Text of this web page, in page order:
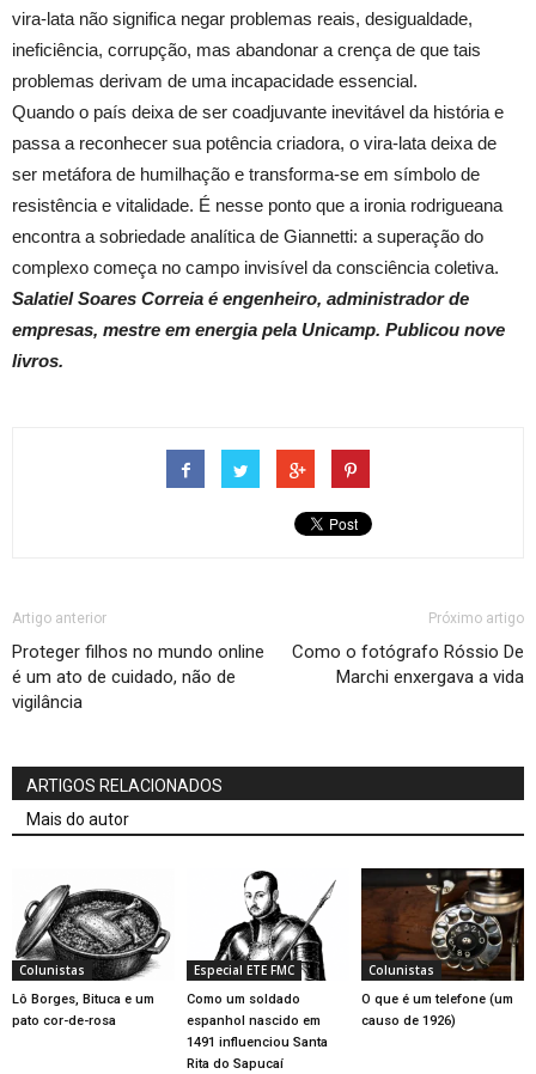
vira-lata não significa negar problemas reais, desigualdade,
ineficiência, corrupção, mas abandonar a crença de que tais
problemas derivam de uma incapacidade essencial.
Quando o país deixa de ser coadjuvante inevitável da história e
passa a reconhecer sua potência criadora, o vira-lata deixa de
ser metáfora de humilhação e transforma-se em símbolo de
resistência e vitalidade. É nesse ponto que a ironia rodrigueana
encontra a sobriedade analítica de Giannetti: a superação do
complexo começa no campo invisível da consciência coletiva.
Salatiel Soares Correia é engenheiro, administrador de
empresas, mestre em energia pela Unicamp. Publicou nove
livros.
Artigo anterior
Proteger filhos no mundo online
é um ato de cuidado, não de
vigilância
Próximo artigo
Como o fotógrafo Róssio De
Marchi enxergava a vida
ARTIGOS RELACIONADOS
Mais do autor
Colunistas
Lô Borges, Bituca e um
pato cor-de-rosa
Especial ETE FMC
Como um soldado
espanhol nascido em
1491 influenciou Santa
Rita do Sapucaí
Colunistas
O que é um telefone (um
causo de 1926)